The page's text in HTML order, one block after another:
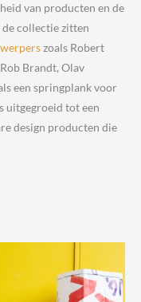
van producten en de
collectie zitten
zoals Robert
Brandt, Olav
een springplank voor
uitgegroeid tot een
design producten die